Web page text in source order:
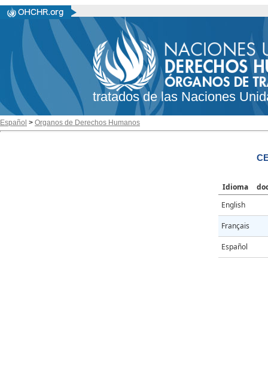
tratados de las Naciones
Español > Organos de Derechos Humanos
Idioma
English
Français
Español